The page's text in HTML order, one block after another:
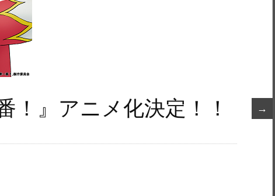
→
！』アニメ化決定！！